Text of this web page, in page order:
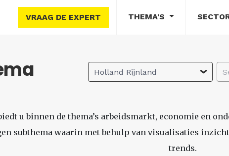
VRAAG DE EXPERT THEMA'S
Holland Rijnland
u binnen de thema’s arbeidsmarkt, economie en
subthema waarin met behulp van visualisaties
trends.